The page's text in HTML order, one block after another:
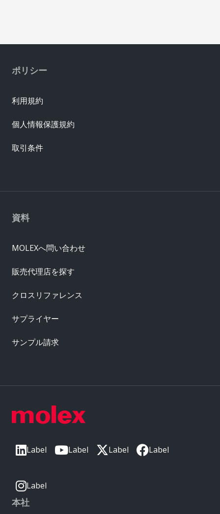
Label Label Label Label
Label
本社
資料
MOLEXへ問い合わせ
販売代理店を探す
クロスリファレンス
サプライヤー
サンプル請求
ポリシー
利用規約
個人情報保護規約
取引条件